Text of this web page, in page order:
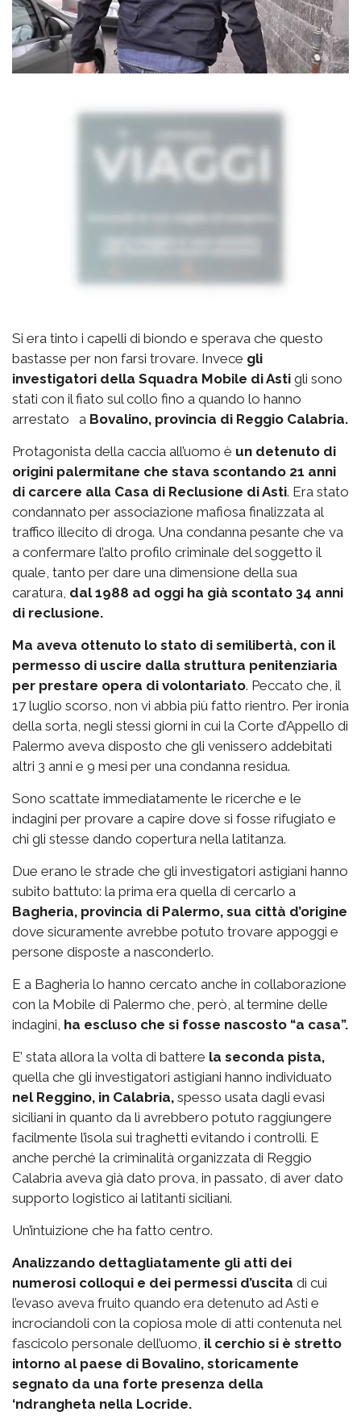
Si era tinto i capelli di biondo e sperava che questo
bastasse per non farsi trovare. Invece gli
investigatori della Squadra Mobile di Asti gli sono
stati con il fiato sul collo fino a quando lo hanno
arrestato a Bovalino, provincia di Reggio Calabria.
Protagonista della caccia all’uomo è un detenuto di
origini palermitane che stava scontando 21 anni
di carcere alla Casa di Reclusione di Asti. Era stato
condannato per associazione mafiosa finalizzata al
traffico illecito di droga. Una condanna pesante che va
a confermare l’alto profilo criminale del soggetto il
quale, tanto per dare una dimensione della sua
caratura, dal 1988 ad oggi ha già scontato 34 anni
di reclusione.
Ma aveva ottenuto lo stato di semilibertà, con il
permesso di uscire dalla struttura penitenziaria
per prestare opera di volontariato. Peccato che, il
17 luglio scorso, non vi abbia più fatto rientro. Per ironia
della sorta, negli stessi giorni in cui la Corte d’Appello di
Palermo aveva disposto che gli venissero addebitati
altri 3 anni e 9 mesi per una condanna residua.
Sono scattate immediatamente le ricerche e le
indagini per provare a capire dove si fosse rifugiato e
chi gli stesse dando copertura nella latitanza.
Due erano le strade che gli investigatori astigiani hanno
subito battuto: la prima era quella di cercarlo a
Bagheria, provincia di Palermo, sua città d’origine
dove sicuramente avrebbe potuto trovare appoggi e
persone disposte a nasconderlo.
E a Bagheria lo hanno cercato anche in collaborazione
con la Mobile di Palermo che, però, al termine delle
indagini, ha escluso che si fosse nascosto “a casa”.
E’ stata allora la volta di battere la seconda pista,
quella che gli investigatori astigiani hanno individuato
nel Reggino, in Calabria, spesso usata dagli evasi
siciliani in quanto da lì avrebbero potuto raggiungere
facilmente l’isola sui traghetti evitando i controlli. E
anche perché la criminalità organizzata di Reggio
Calabria aveva già dato prova, in passato, di aver dato
supporto logistico ai latitanti siciliani.
Un’intuizione che ha fatto centro.
Analizzando dettagliatamente gli atti dei
numerosi colloqui e dei permessi d’uscita di cui
l’evaso aveva fruito quando era detenuto ad Asti e
incrociandoli con la copiosa mole di atti contenuta nel
fascicolo personale dell’uomo, il cerchio si è stretto
intorno al paese di Bovalino, storicamente
segnato da una forte presenza della
‘ndrangheta nella Locride.